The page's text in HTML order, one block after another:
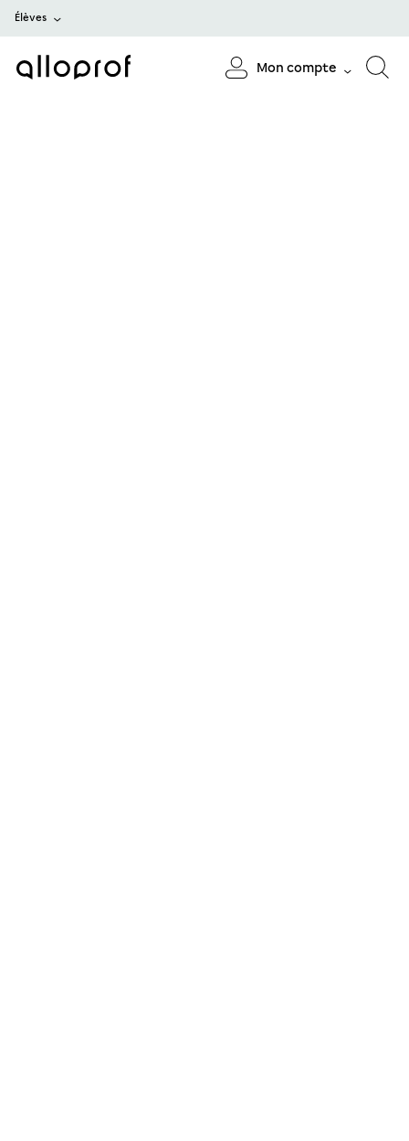
Élèves
Mon compte